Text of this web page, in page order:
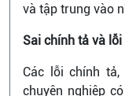
và tập trung vào
Sai chính tả và
Các lỗi chính
chuyên nghiệp